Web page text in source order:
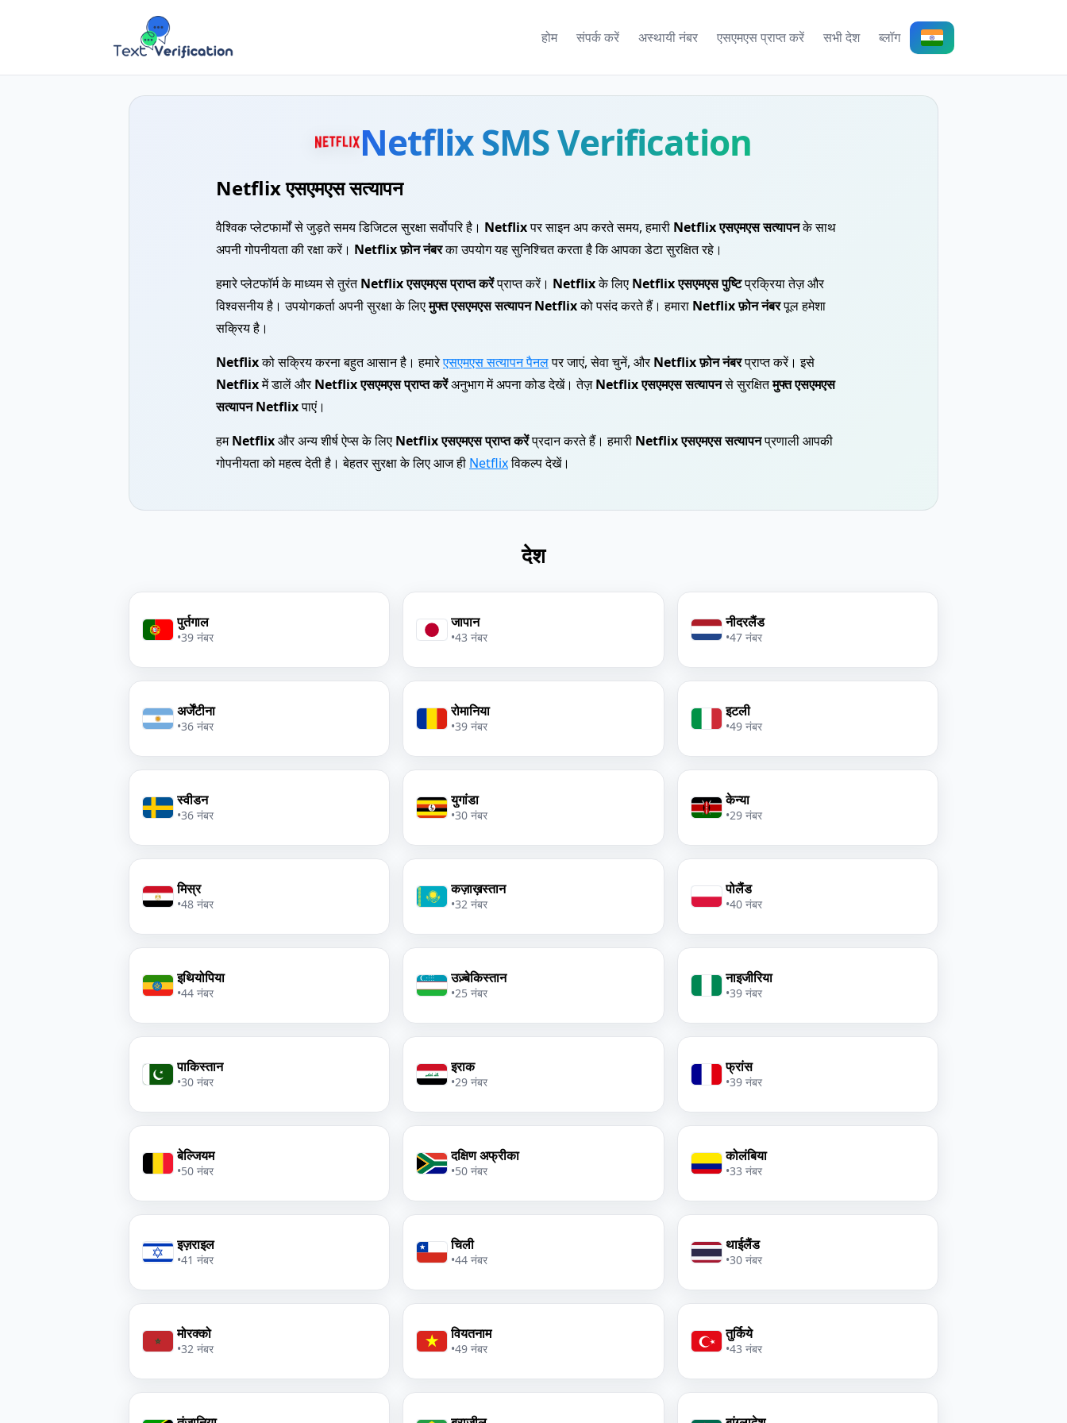
होम संपर्क करें अस्थायी नंबर एसएमएस प्राप्त करें सभी देश ब्लॉग
Netflix SMS Verification
Netflix एसएमएस सत्यापन
वैश्विक प्लेटफार्मों से जुड़ते समय डिजिटल सुरक्षा सर्वोपरि है। Netflixपर साइन अप करते समय, हमारी Netflix एसएमएस सत्यापनके साथ
अपनी गोपनीयता की रक्षा करें। Netflix फ़ोन नंबरका उपयोग यह सुनिश्चित करता है कि आपका डेटा सुरक्षित रहे।
हमारे प्लेटफॉर्म के माध्यम से तुरंतNetflix एसएमएस प्राप्त करेंप्राप्त करें। Netflixके लिए Netflix एसएमएस पुष्टिप्रक्रिया तेज़ और
विश्वसनीय है। उपयोगकर्ता अपनी सुरक्षा के लिएमुफ्त एसएमएस सत्यापन Netflixको पसंद करते हैं। हमारा Netflix फ़ोन नंबरपूल हमेशा
सक्रिय है।
Netflixको सक्रिय करना बहुत आसान है। हमारेएसएमएस सत्यापन पैनलपर जाएं, सेवा चुनें, औरNetflix फ़ोन नंबरप्राप्त करें। इसे
Netflixमें डालें औरNetflix एसएमएस प्राप्त करेंअनुभाग में अपना कोड देखें। तेज़Netflix एसएमएस सत्यापनसे सुरक्षितमुफ्त एसएमएस
सत्यापन Netflixपाएं।
हमNetflixऔर अन्य शीर्ष ऐप्स के लिए Netflix एसएमएस प्राप्त करेंप्रदान करते हैं। हमारी Netflix एसएमएस सत्यापनप्रणाली आपकी
गोपनीयता को महत्व देती है। बेहतर सुरक्षा के लिए आज ही Netflixविकल्प देखें।
देश
पुर्तगाल
•39 नंबर
जापान
•43 नंबर
नीदरलैंड
•47 नंबर
अर्जेंटीना
•36 नंबर
रोमानिया
•39 नंबर
इटली
•49 नंबर
स्वीडन
•36 नंबर
युगांडा
•30 नंबर
केन्या
•29 नंबर
मिस्र
•48 नंबर
कज़ाख़स्तान
•32 नंबर
पोलैंड
•40 नंबर
इथियोपिया
•44 नंबर
उज़्बेकिस्तान
•25 नंबर
नाइजीरिया
•39 नंबर
पाकिस्तान
•30 नंबर
इराक
•29 नंबर
फ्रांस
•39 नंबर
बेल्जियम
•50 नंबर
दक्षिण अफ्रीका
•50 नंबर
कोलंबिया
•33 नंबर
इज़राइल
•41 नंबर
चिली
•44 नंबर
थाईलैंड
•30 नंबर
मोरक्को
•32 नंबर
वियतनाम
•49 नंबर
तुर्किये
•43 नंबर